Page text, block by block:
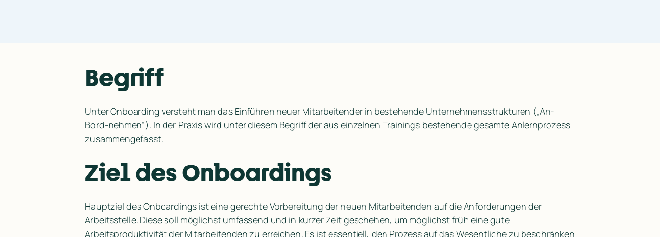
Begriff
Unter Onboarding versteht man das Einführen neuer Mitarbeitender in bestehende Unternehmensstrukturen („An-
Bord-nehmen“). In der Praxis wird unter diesem Begriff der aus einzelnen Trainings bestehende gesamte Anlernprozess
zusammengefasst.
Ziel des Onboardings
Hauptziel des Onboardings ist eine gerechte Vorbereitung der neuen Mitarbeitenden auf die Anforderungen der
Arbeitsstelle. Diese soll möglichst umfassend und in kurzer Zeit geschehen, um möglichst früh eine gute
Arbeitsproduktivität der Mitarbeitenden zu erreichen. Es ist essentiell, den Prozess auf das Wesentliche zu beschränken